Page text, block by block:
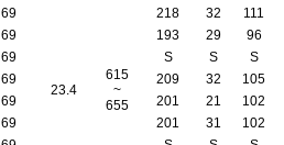
69
23.4
615
~
655
218 32 111
69 193 29 96
69 S S S
69 209 32 105
69 201 21 102
69 201 31 102